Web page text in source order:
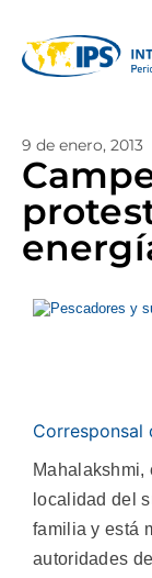
9 de enero, 2013
Corresponsal
Mahalakshmi,
localidad del
familia y está
autoridades